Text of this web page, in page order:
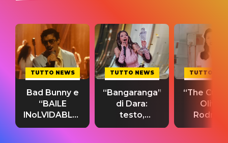
TUTTO NEWS
Bad Bunny e
“BAILE
INoLVIDABLE”:
testo,
TUTTO NEWS
“Bangaranga”
di Dara:
testo,
traduzione e
TUTTO
“The
Olivia
testo,